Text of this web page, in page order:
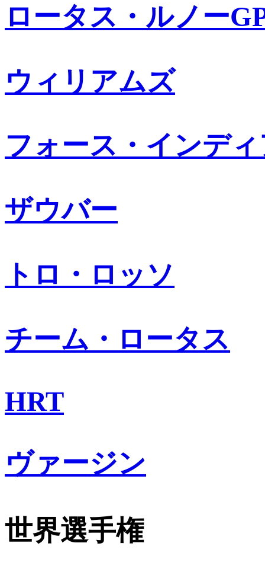
ロータス・ルノー
ウィリアムズ
フォース・インデ
ザウバー
トロ・ロッソ
チーム・ロータス
HRT
ヴァージン
世界選手権